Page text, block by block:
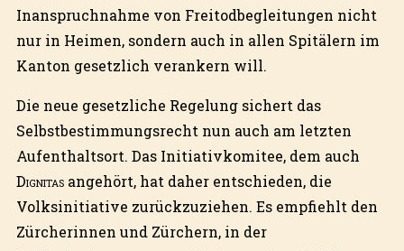
Inanspruchnahme von Freitodbegleitungen nicht
nur in Heimen, sondern auch in allen Spitälern im
Kanton gesetzlich verankern will.
Die neue gesetzliche Regelung sichert das
Selbstbestimmungsrecht nun auch am letzten
Aufenthaltsort. Das Initiativkomitee, dem auch
Dignitasangehört, hat daher entschieden, die
Volksinitiative zurückzuziehen. Es empfiehlt den
Zürcherinnen und Zürchern, in der